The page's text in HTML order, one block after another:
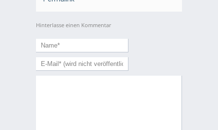
Hinterlasse einen Kommentar